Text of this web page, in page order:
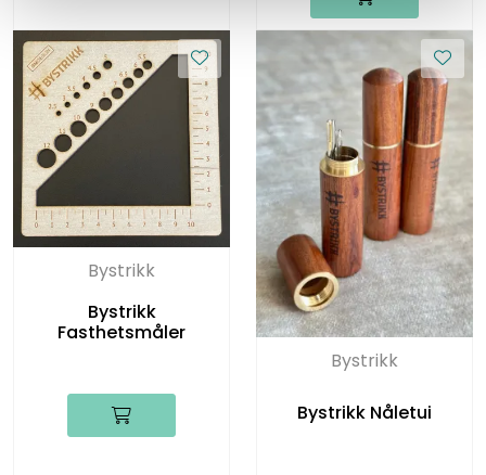
Bystrikk
Bystrikk
Fasthetsmåler
Bystrikk
Bystrikk Nåletui